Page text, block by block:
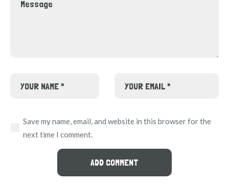
Save my name, email, and website in this browser for the
next time I comment.